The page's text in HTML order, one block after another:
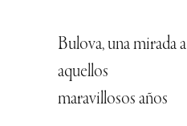
Bulova, una mirada a
aquellos
maravillosos años